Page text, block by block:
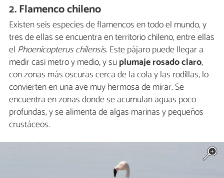
2. Flamenco chileno
Existen seis especies de flamencos en todo el mundo, y
tres de ellas se encuentra en territorio chileno, entre ellas
el Phoenicopterus chilensis. Este pájaro puede llegar a
medir casi metro y medio, y suplumaje rosado claro,
con zonas más oscuras cerca de la cola y las rodillas, lo
convierten en una ave muy hermosa de mirar. Se
encuentra en zonas donde se acumulan aguas poco
profundas, y se alimenta de algas marinas y pequeños
crustáceos.